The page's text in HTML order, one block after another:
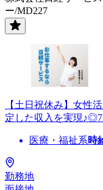
ー/MD227
【土日祝休み】女性
定した収入を実現
医療・福祉系時
勤務地